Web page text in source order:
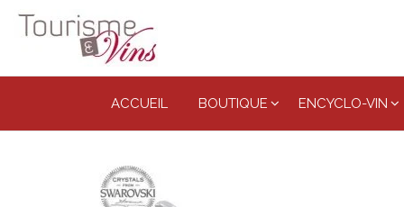
ACCUEIL BOUTIQUE ENCYCLO-VIN